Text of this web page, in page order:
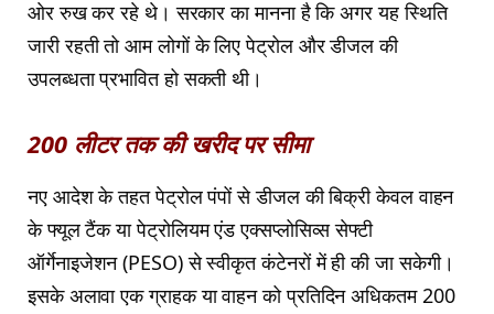
ओर रुख कर रहे थे। सरकार का मानना है कि अगर यह स्थिति
जारी रहती तो आम लोगों के लिए पेट्रोल और डीजल की
उपलब्धता प्रभावित हो सकती थी।
200 लीटर तक की खरीद पर सीमा
नए आदेश के तहत पेट्रोल पंपों से डीजल की बिक्री केवल वाहन
के फ्यूल टैंक या पेट्रोलियम एंड एक्सप्लोसिव्स सेफ्टी
ऑर्गेनाइजेशन (PESO) से स्वीकृत कंटेनरों में ही की जा सकेगी।
इसके अलावा एक ग्राहक या वाहन को प्रतिदिन अधिकतम 200